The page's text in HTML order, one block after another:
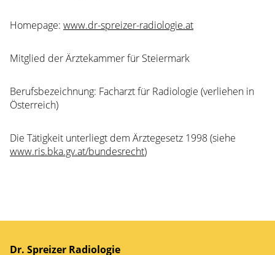
Homepage: www.dr-spreizer-radiologie.at
Mitglied der Ärztekammer für Steiermark
Berufsbezeichnung: Facharzt für Radiologie (verliehen in
Österreich)
Die Tätigkeit unterliegt dem Ärztegesetz 1998 (siehe
www.ris.bka.gv.at/bundesrecht)
Dr. Spreizer Radiologie